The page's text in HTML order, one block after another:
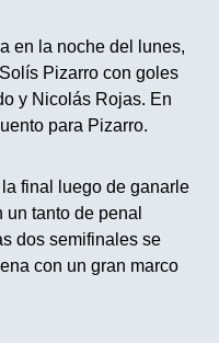
en la noche del lunes,
Pizarro con goles
y Nicolás Rojas. En
para Pizarro.
final luego de ganarle
tanto de penal
dos semifinales se
con un gran marco